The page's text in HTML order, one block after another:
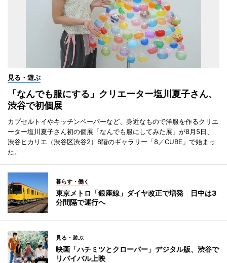
見る・遊ぶ
「なんでも服にする」クリエーター塩川夏子さん、
渋谷で初個展
カプセルトイやキッチンペーパーなど、身近なもので洋服を作るクリエ
ーター塩川夏子さん初の個展「なんでも服にしてみた展」が8月5日、
渋谷ヒカリエ（渋谷区渋谷2）8階のギャラリー「8／CUBE」で始まっ
た。
暮らす・働く
東京メトロ「銀座線」ダイヤ改正で増発 日中は3
分間隔で運行へ
見る・遊ぶ
映画「ハチミツとクローバー」デジタル版、渋谷で
リバイバル上映